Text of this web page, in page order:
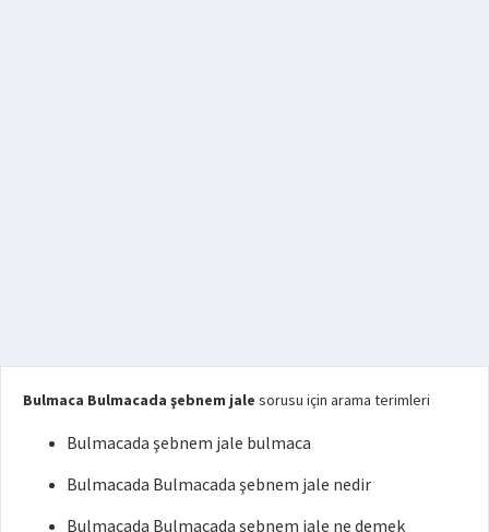
Bulmaca Bulmacada şebnem jale sorusu için arama terimleri
Bulmacada şebnem jale bulmaca
Bulmacada Bulmacada şebnem jale nedir
Bulmacada Bulmacada şebnem jale ne demek